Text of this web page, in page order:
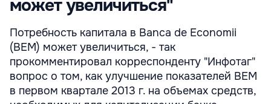
может увеличиться"
Потребность капитала в Banca de Economii
(BEM) может увеличиться, - так
прокомментировал корреспонденту "Инфотаг"
вопрос о том, как улучшение показателей BEM
в первом квартале 2013 г. на объемах средств,